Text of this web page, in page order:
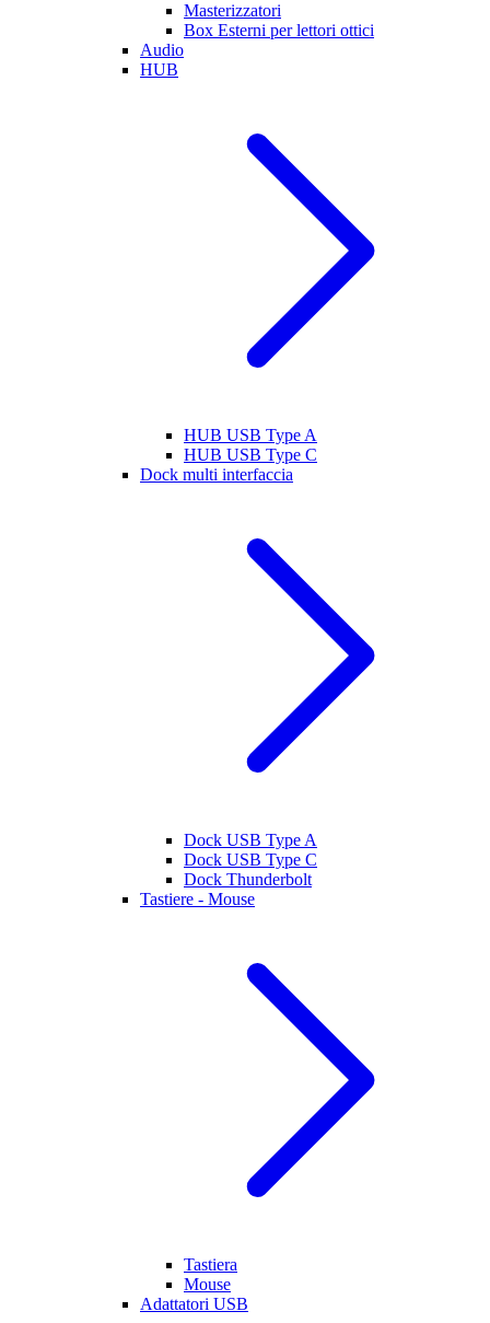
Masterizzatori
Box Esterni per lettori ottici
Audio
HUB
HUB USB Type A
HUB USB Type C
Dock multi interfaccia
Dock USB Type A
Dock USB Type C
Dock Thunderbolt
Tastiere - Mouse
Tastiera
Mouse
Adattatori USB